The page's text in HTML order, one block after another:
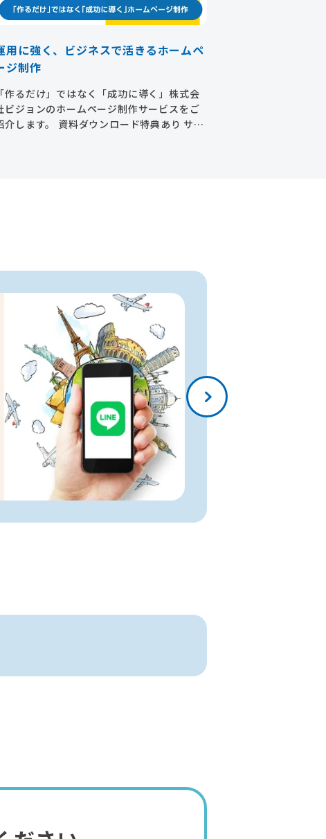
用に強く、ビジネスで活きるホームペ
ジ制作
「作るだけ」ではなく「成功に導く」株式会
ビジョンのホームページ制作サービスをご
介します。 資料ダウンロード特典あり サー